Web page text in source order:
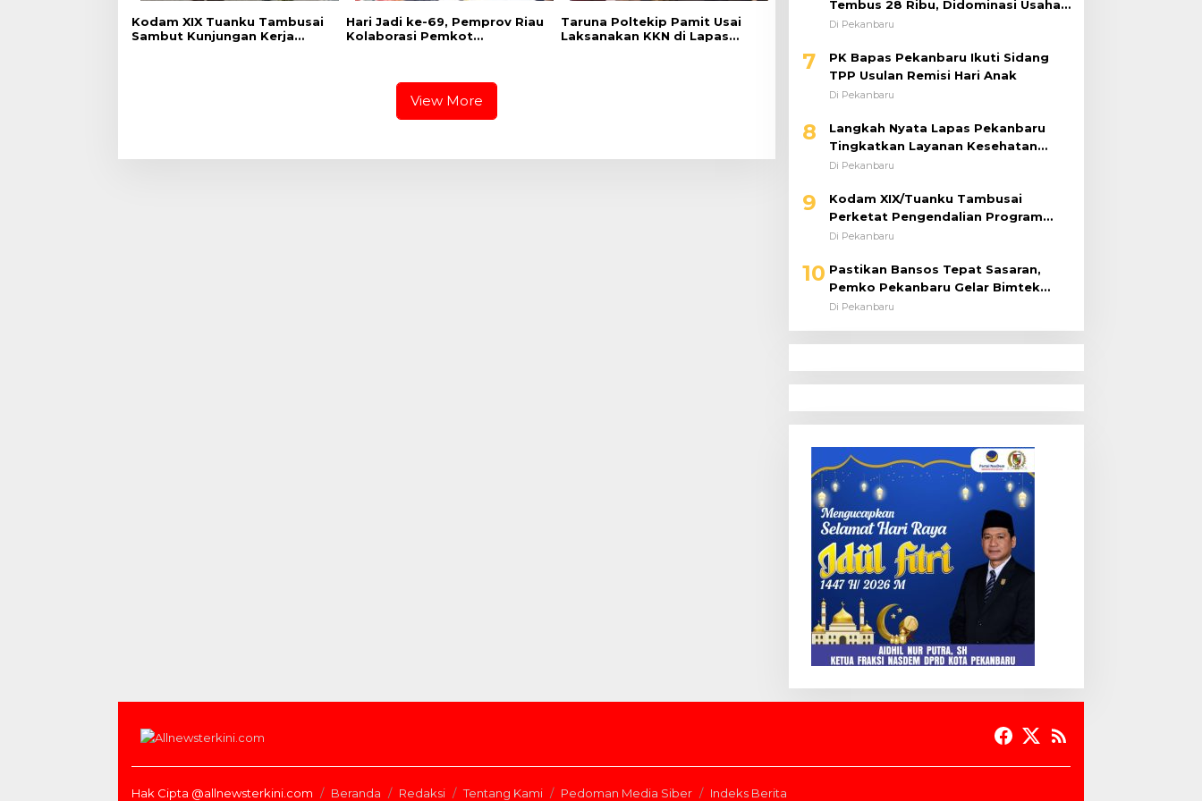
Kodam XIX Tuanku Tambusai
Sambut Kunjungan Kerja
‎Hari Jadi ke-69, Pemprov Riau
Kolaborasi Pemkot
Taruna Poltekip Pamit Usai
Laksanakan KKN di Lapas
View More
Tembus 28 Ribu, Didominasi Usaha
Kuliner
Di Pekanbaru
7
PK Bapas Pekanbaru Ikuti Sidang
TPP Usulan Remisi Hari Anak
Di Pekanbaru
8
Langkah Nyata Lapas Pekanbaru
Tingkatkan Layanan Kesehatan
Melalui Program Prolanis
Di Pekanbaru
9
Kodam XIX/Tuanku Tambusai
Perketat Pengendalian Program
dan Anggaran 2026, Pastikan
Di Pekanbaru
10 Pastikan Bansos Tepat Sasaran,
Pemko Pekanbaru Gelar Bimtek
DTSEN Bagi Operator Puskessos
Di Pekanbaru
Hak Cipta @allnewsterkini.com Beranda Redaksi Tentang Kami Pedoman Media Siber Indeks Berita